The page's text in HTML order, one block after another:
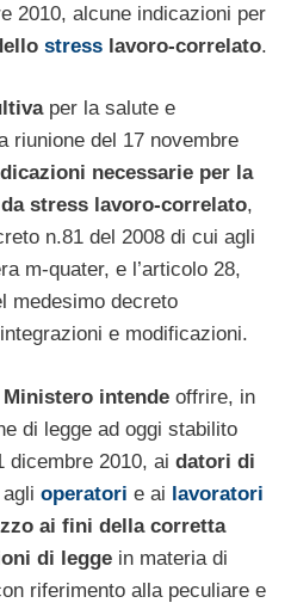
2010, alcune indicazioni per
stress lavoro-correlato.
per la salute e
riunione del 17 novembre
necessarie per la
stress lavoro-correlato,
n.81 del 2008 di cui agli
m-quater, e l’articolo 28,
medesimo decreto
e modificazioni.
intende offrire, in
di legge ad oggi stabilito
dicembre 2010, ai datori di
operatori e ai lavoratori
ai fini della corretta
di legge in materia di
riferimento alla peculiare e